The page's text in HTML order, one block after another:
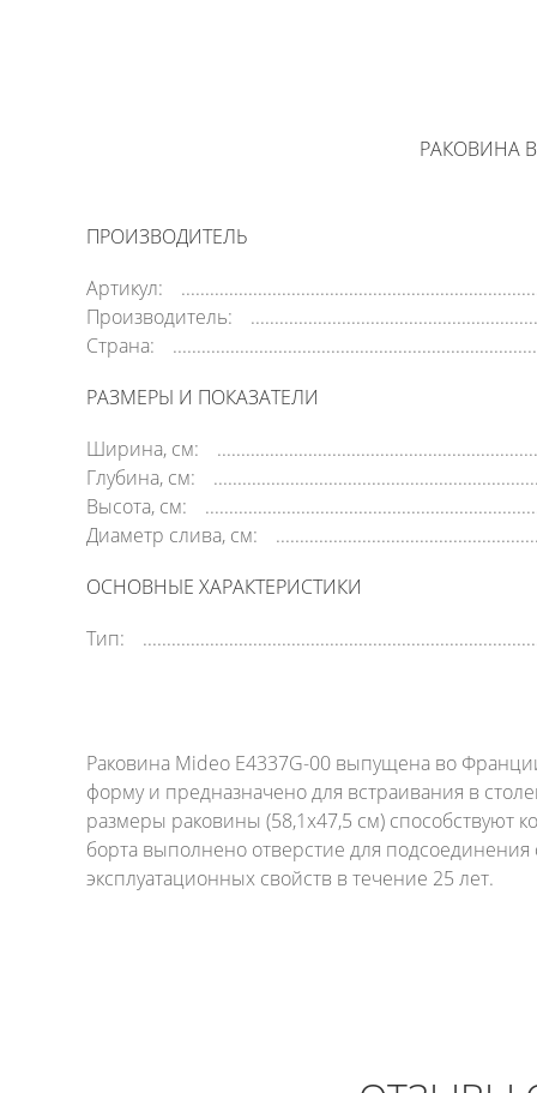
РАКОВИНА В
ПРОИЗВОДИТЕЛЬ
Артикул:
Производитель:
Страна:
РАЗМЕРЫ И ПОКАЗАТЕЛИ
Ширина, см:
Глубина, см:
Высота, см:
Диаметр слива, см:
ОСНОВНЫЕ ХАРАКТЕРИСТИКИ
Тип:
Раковина Mideo E4337G-00 выпущена во
форму и предназначено для встраивания в
размеры раковины (58,1х47,5 см) способствуют
борта выполнено отверстие для подсоединения
эксплуатационных свойств в течение 25 лет.